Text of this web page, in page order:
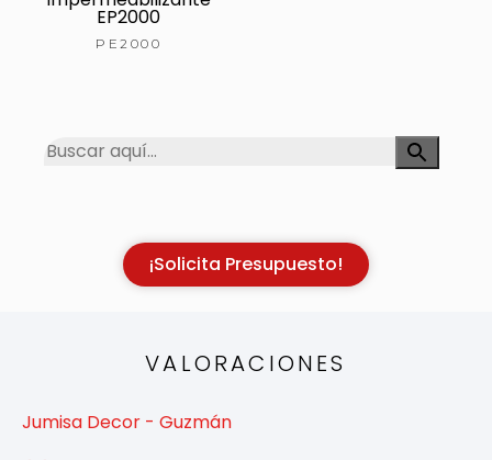
EP2000
PE2000
¡Solicita Presupuesto!
VALORACIONES
Jumisa Decor - Guzmán